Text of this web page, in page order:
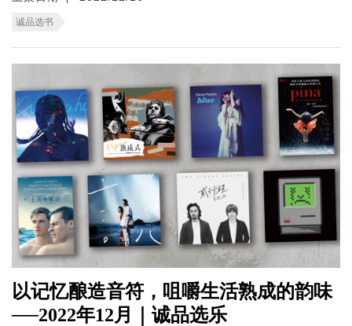
诚品选书
以记忆酿造音符，咀嚼生活熟成的韵味
──2022年12月｜诚品选乐